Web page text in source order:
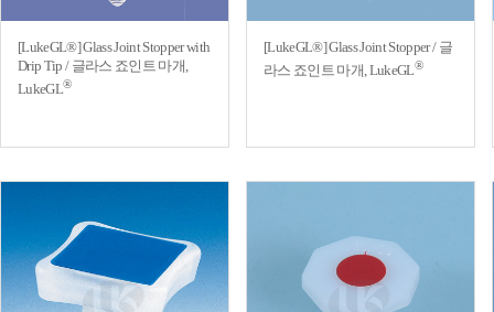
[LukeGL®] Glass Joint Stopper with
Drip Tip / 글라스 죠인트 마개,
LukeGL®
[LukeGL®] Glass Joint Stopper / 글
라스 죠인트 마개, LukeGL®